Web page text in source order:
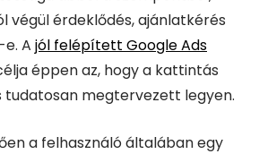
végül érdeklődés, ajánlatkérés
A jól felépített Google Ads
éppen az, hogy a kattintás
tudatosan megtervezett legyen.
a felhasználó általában egy